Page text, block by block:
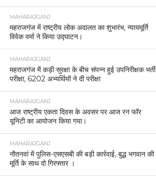
MAHARAJGANJ
महराजगंज में राष्ट्रीय लोक अदालत का शुभारंभ, न्यायमूर्ति
विवेक वर्मा ने किया उद्घाटन।
MAHARAJGANJ
महराजगंज में कड़ी सुरक्षा के बीच संपन्न हुई उपनिरीक्षक भर्ती
परीक्षा, 6202 अभ्यर्थियों ने दी परीक्षा
MAHARAJGANJ
आज राष्ट्रीय एकता दिवस के अवसर पर आज रन फॉर
यूनिटी का आयोजन किया गया।
MAHARAJGANJ
नौतनवां में पुलिस-एसएसबी की बड़ी कार्रवाई, बुद्ध भगवान की
मूर्ति के साथ दो गिरफ्तार ।